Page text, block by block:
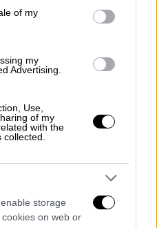
of my
my
Advertising.
Use,
of my
with the
storage
on web or
Πού έχει
και ποιες